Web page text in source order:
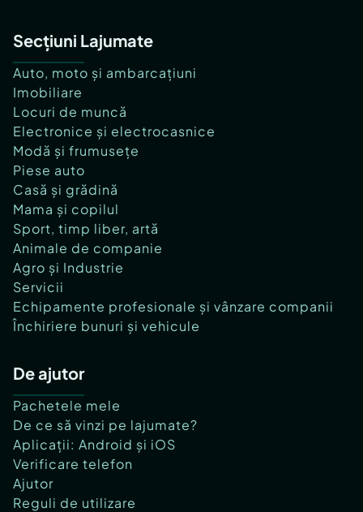
Secțiuni Lajumate
Auto, moto și ambarcațiuni
Imobiliare
Locuri de muncă
Electronice și electrocasnice
Modă și frumusețe
Piese auto
Casă și grădină
Mama și copilul
Sport, timp liber, artă
Animale de companie
Agro și Industrie
Servicii
Echipamente profesionale și vânzare companii
Închiriere bunuri și vehicule
De ajutor
Pachetele mele
De ce să vinzi pe lajumate?
Aplicații: Android și iOS
Verificare telefon
Ajutor
Reguli de utilizare